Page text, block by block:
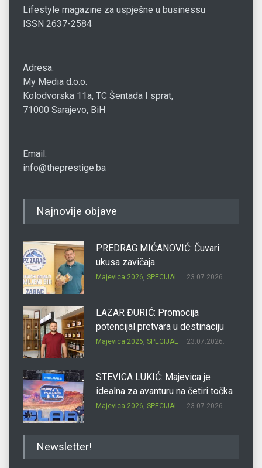
Lifestyle magazine za uspješne u businessu
ISSN 2637-2584
Adresa:
My Media d.o.o.
Kolodvorska 11a, TC Šentada I sprat,
71000 Sarajevo, BiH
Email:
info@theprestige.ba
Najnovije objave
PREDRAG MIĆANOVIĆ: Čuvari
ukusa zavičaja
Majevica 2026, SPECIJAL 23.07.2026.
LAZAR ĐURIĆ: Promocija
potencijal pretvara u destinaciju
Majevica 2026, SPECIJAL 23.07.2026.
STEVICA LUKIĆ: Majevica je
idealna za avanturu na četiri točka
Majevica 2026, SPECIJAL 23.07.2026.
Newsletter!